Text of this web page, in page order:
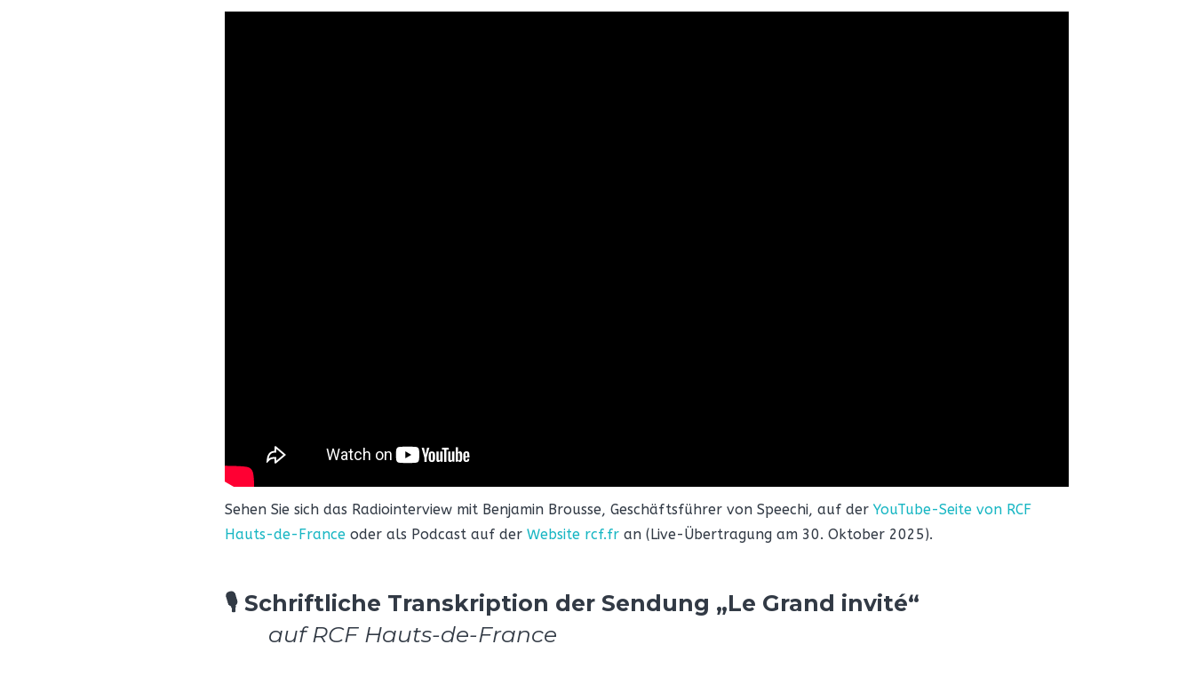
Sehen Sie sich das Radiointerview mit Benjamin Brousse, Geschäftsführer von Speechi, auf derYouTube-Seite von RCF
Hauts-de-France oder als Podcast auf der Website rcf.fr an (Live-Übertragung am 30. Oktober 2025).
🎙️ Schriftliche Transkription der Sendung „Le Grand invité“
auf RCF Hauts-de-France